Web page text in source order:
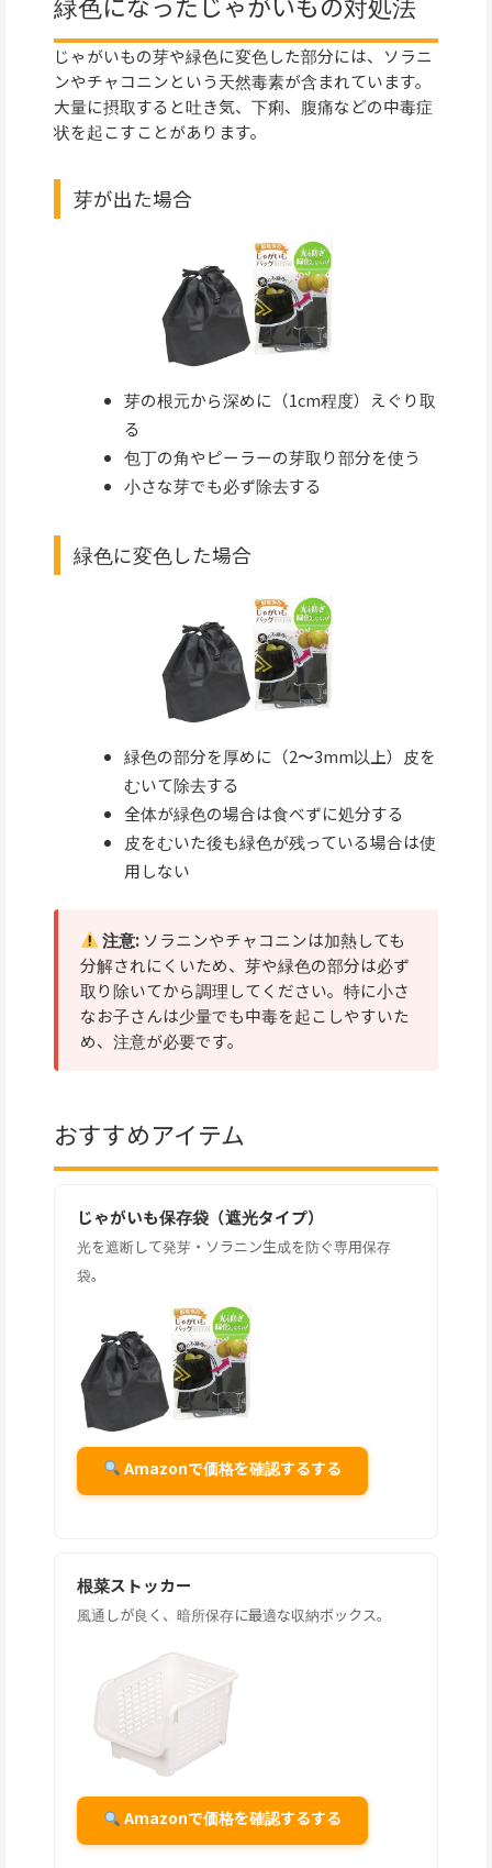
じゃがいもの芽や緑色に変色した部分には、ソラニ
ンやチャコニンという天然毒素が含まれています。
大量に摂取すると吐き気、下痢、腹痛などの中毒症
状を起こすことがあります。
芽が出た場合
芽の根元から深めに（1cm程度）えぐり取
る
包丁の角やピーラーの芽取り部分を使う
小さな芽でも必ず除去する
緑色に変色した場合
緑色の部分を厚めに（2〜3mm以上）皮を
むいて除去する
全体が緑色の場合は食べずに処分する
皮をむいた後も緑色が残っている場合は使
用しない
注意:ソラニンやチャコニンは加熱しても
分解されにくいため、芽や緑色の部分は必ず
取り除いてから調理してください。特に小さ
なお子さんは少量でも中毒を起こしやすいた
め、注意が必要です。
おすすめアイテム
じゃがいも保存袋（遮光タイプ）
光を遮断して発芽・ソラニン生成を防ぐ専用保存
袋。
Amazonで価格を確認するする
根菜ストッカー
風通しが良く、暗所保存に最適な収納ボックス。
Amazonで価格を確認するする